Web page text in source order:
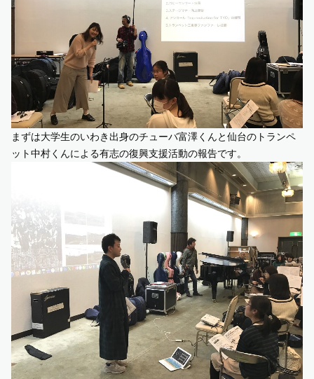
まずは大学生のいわき出身のチューバ富澤くんと仙台のトランペ
ット中村くんによる有志の復興支援活動の報告です。